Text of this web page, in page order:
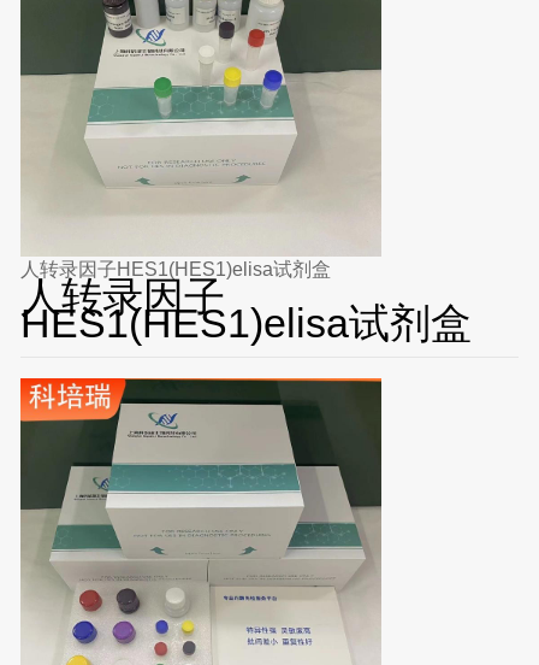
人转录因子HES1(HES1)elisa试剂盒
人转录因子
HES1(HES1)elisa试剂盒